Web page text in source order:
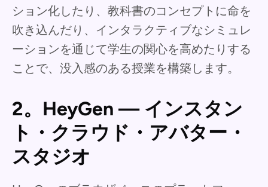
ション化したり、教科書のコンセプトに命を
吹き込んだり、インタラクティブなシミュレ
ーションを通じて学生の関心を高めたりする
ことで、没入感のある授業を構築します。
2。HeyGen — インスタン
ト・クラウド・アバター・
スタジオ